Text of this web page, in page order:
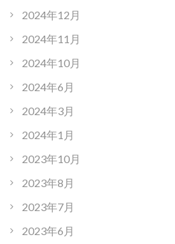
2024年12月
2024年11月
2024年10月
2024年6月
2024年3月
2024年1月
2023年10月
2023年8月
2023年7月
2023年6月